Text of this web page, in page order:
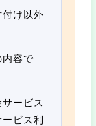
付け以外
内容で
ービス
ービス利